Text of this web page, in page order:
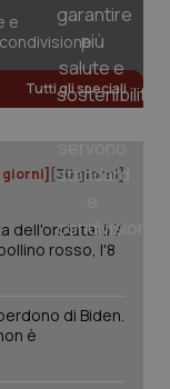
e
Tutti gli speciali
giorni] [30 giorni]
dell'ondata: il 7
rosso, l'8
di Biden.
è